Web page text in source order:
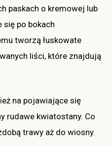
paskach o kremowej lub
się po bokach
tworzą łuskowate
liści, które znajdują
na pojawiające się
rudawe kwiatostany. Co
trawy aż do wiosny.